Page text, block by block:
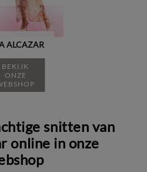
ALCAZAR
BEKIJK
ONZE
snitten van
online in onze